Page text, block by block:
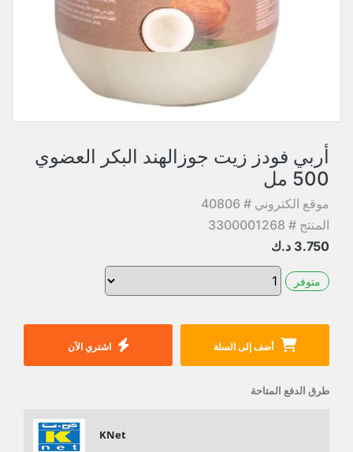
أربي فودز زيت جوزالهند البكر العضوي
500 مل
موقع الكتروني # 40806
المنتج # 3300001268
3.750 د.ك
متوفر
أضف إلى السلة اشتري الآن
طرق الدفع المتاحة
KNet